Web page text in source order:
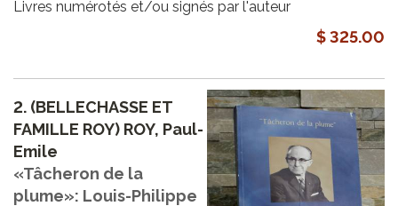
Livres numérotés et/ou signés par l'auteur
$ 325.00
2. (BELLECHASSE ET
FAMILLE ROY) ROY, Paul-
Emile
«Tâcheron de la
plume»: Louis-Philippe